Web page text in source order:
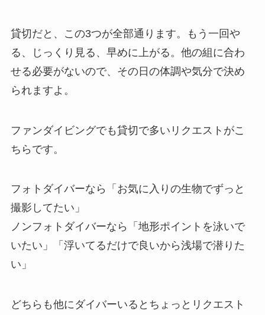
貸切だと、この3つが全部通ります。もう一回や
る、じっくり見る、早めに上がる。他の組に合わ
せる必要がないので、その日の体調や気分で決め
られますよ。
ファンダイビングでも貸切で多いリクエストがこ
ちらです。
フォトダイバーなら「お気に入りの生物でずっと
撮影してたい」
ノンフォトダイバーなら「地形ポイントを泳いで
いたい」「浮いてるだけで良いから浅場で潜りた
い」
どちらも他にダイバーいるとちょっとリクエスト